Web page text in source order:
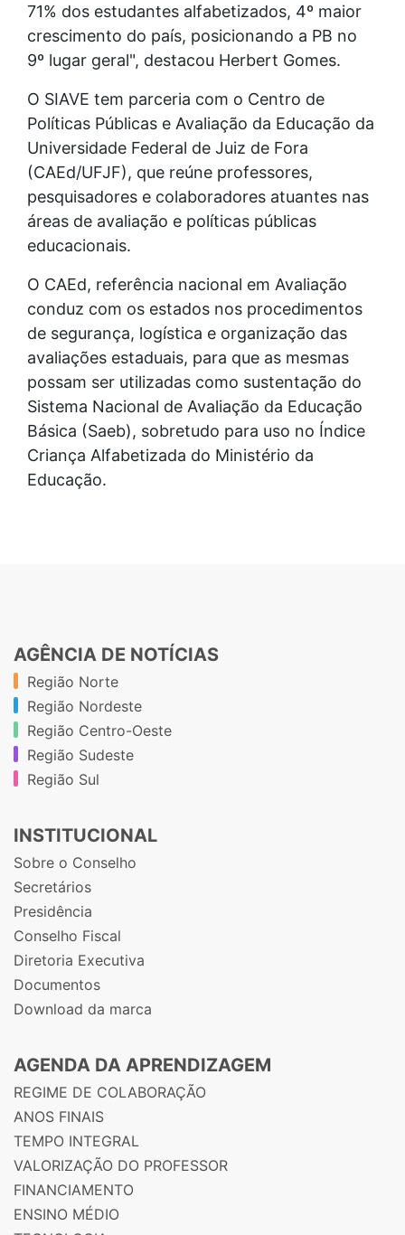
71% dos estudantes alfabetizados, 4º maior
crescimento do país, posicionando a PB no
9º lugar geral", destacou Herbert Gomes.
O SIAVE tem parceria com o Centro de
Políticas Públicas e Avaliação da Educação da
Universidade Federal de Juiz de Fora
(CAEd/UFJF), que reúne professores,
pesquisadores e colaboradores atuantes nas
áreas de avaliação e políticas públicas
educacionais.
O CAEd, referência nacional em Avaliação
conduz com os estados nos procedimentos
de segurança, logística e organização das
avaliações estaduais, para que as mesmas
possam ser utilizadas como sustentação do
Sistema Nacional de Avaliação da Educação
Básica (Saeb), sobretudo para uso no Índice
Criança Alfabetizada do Ministério da
Educação.
AGÊNCIA DE NOTÍCIAS
Região Norte
Região Nordeste
Região Centro-Oeste
Região Sudeste
Região Sul
INSTITUCIONAL
Sobre o Conselho
Secretários
Presidência
Conselho Fiscal
Diretoria Executiva
Documentos
Download da marca
AGENDA DA APRENDIZAGEM
REGIME DE COLABORAÇÃO
ANOS FINAIS
TEMPO INTEGRAL
VALORIZAÇÃO DO PROFESSOR
FINANCIAMENTO
ENSINO MÉDIO